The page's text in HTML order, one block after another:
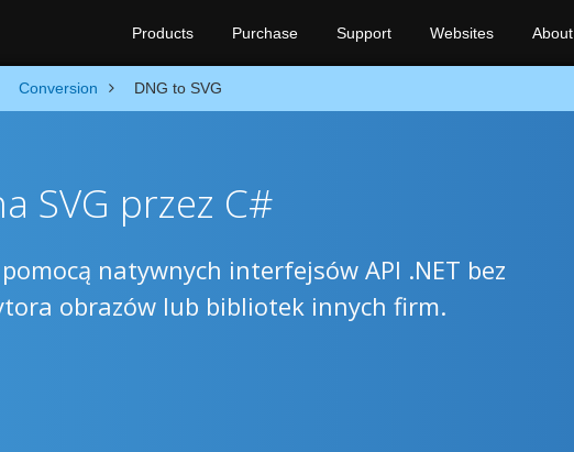
Products Purchase Support Websites About
Conversion DNG to SVG
SVG przez C#
pomocą natywnych interfejsów API .NET bez
obrazów lub bibliotek innych firm.